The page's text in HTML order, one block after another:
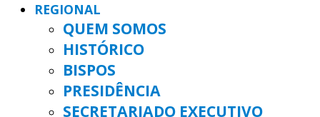
REGIONAL
QUEM SOMOS
HISTÓRICO
BISPOS
PRESIDÊNCIA
SECRETARIADO EXECUTIVO